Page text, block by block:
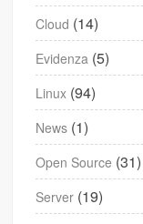
Cloud (14)
Evidenza (5)
Linux (94)
News (1)
Open Source (31)
Server (19)